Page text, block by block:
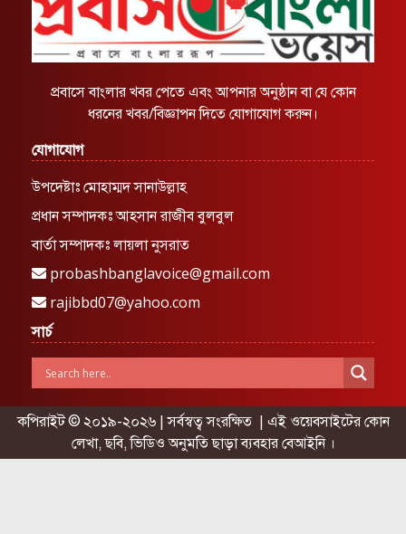
প্রবাসে বাংলার খবর পেতে এবং আপনার অনুষ্ঠান বা যে কোন
ধরনের খবর/বিজ্ঞাপন দিতে যোগাযোগ করুন।
যোগাযোগ
উপদেষ্টাঃ মোহাম্মদ সানাউল্লাহ
প্রধান সম্পাদকঃ আহসান রাজীব বুলবুল
বার্তা সম্পাদকঃ লায়লা নুসরাত
probashbanglavoice@gmail.com
rajibbd07@yahoo.com
সার্চ
কপিরাইট © ২০১৯-২০২৬ | সর্বস্বত্ব সংরক্ষিত | এই ওয়েবসাইটের কোন
লেখা, ছবি, ভিডিও অনুমতি ছাড়া ব্যবহার বেআইনি ।